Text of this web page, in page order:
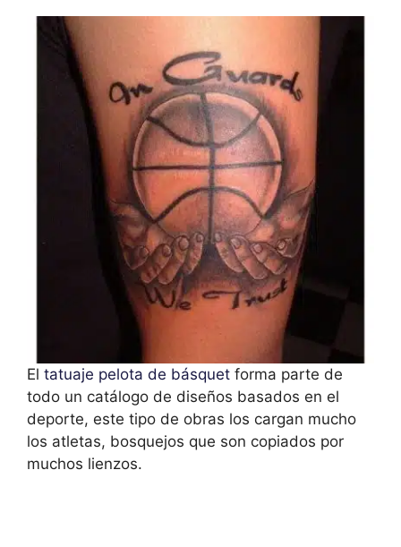
El tatuaje pelota de básquet forma parte de
todo un catálogo de diseños basados en el
deporte, este tipo de obras los cargan mucho
los atletas, bosquejos que son copiados por
muchos lienzos.